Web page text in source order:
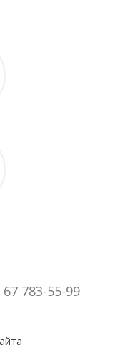
67 783-55-99